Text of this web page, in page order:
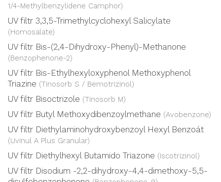
1/4-Methylbenzylidene Camphor)
UV filtr 3,3,5-Trimethylcyclohexyl Salicylate
(Homosalate)
UV filtr Bis-(2,4-Dihydroxy-Phenyl)-Methanone
(Benzophenone-2)
UV filtr Bis-Ethylhexyloxyphenol Methoxyphenol
Triazine (Tinosorb S / Bemotrizinol)
UV filtr Bisoctrizole (Tinosorb M)
UV filtr Butyl Methoxydibenzoylmethane (Avobenzone)
UV filtr Diethylaminohydroxybenzoyl Hexyl Benzoát
(Uvinul A Plus Granular)
UV filtr Diethylhexyl Butamido Triazone (Iscotrizinol)
UV filtr Disodium -2,2-dihydroxy-4,4-dimethoxy-5,5-